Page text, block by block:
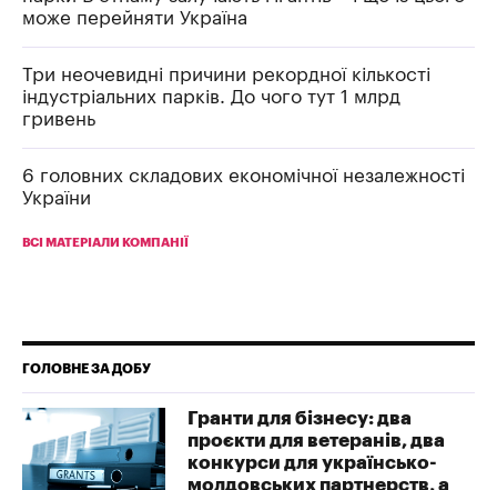
може перейняти Україна
Три неочевидні причини рекордної кількості
індустріальних парків. До чого тут 1 млрд
гривень
6 головних складових економічної незалежності
України
ВСІ МАТЕРІАЛИ КОМПАНІЇ
ГОЛОВНЕ ЗА ДОБУ
Гранти для бізнесу: два
проєкти для ветеранів, два
конкурси для українсько-
молдовських партнерств, а